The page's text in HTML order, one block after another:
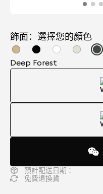
飾面：選擇您的顏色
Deep Forest
預計配送日期 ：
免費退換貨